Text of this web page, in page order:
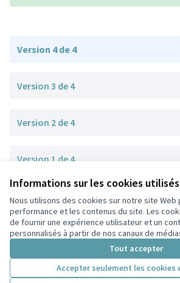
Informations sur les cookies
Nous utilisons des cookies sur notre site Web
performance et les contenus du site. Les
de fournir une expérience utilisateur et un
personnalisés à partir de nos canaux de
Tout accepter
Accepter seulement les cookies
Version 4 de 4
Version 3 de 4
Version 2 de 4
Version 1 de 4
Conditions d'utilisation
Paramètres des cookies
Participez Villeurbanne sur X
(Lien externe)
Participez Villeurbanne sur Facebook
Participez Villeurbanne sur
Participez Villeurbanne sur
(Lien externe)